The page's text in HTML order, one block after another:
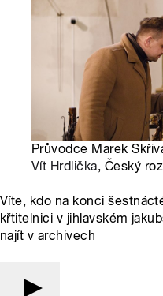
Průvodce Marek
Vít Hrdlička, Český
Víte, kdo na konci
křtitelnici v jihlavském
najít v archivech